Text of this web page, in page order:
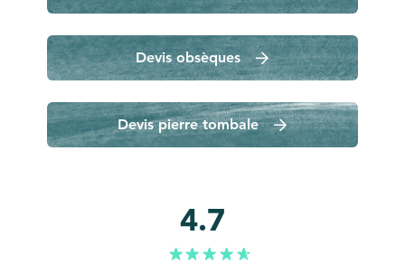
Devis obsèques
Devis pierre tombale
4.7